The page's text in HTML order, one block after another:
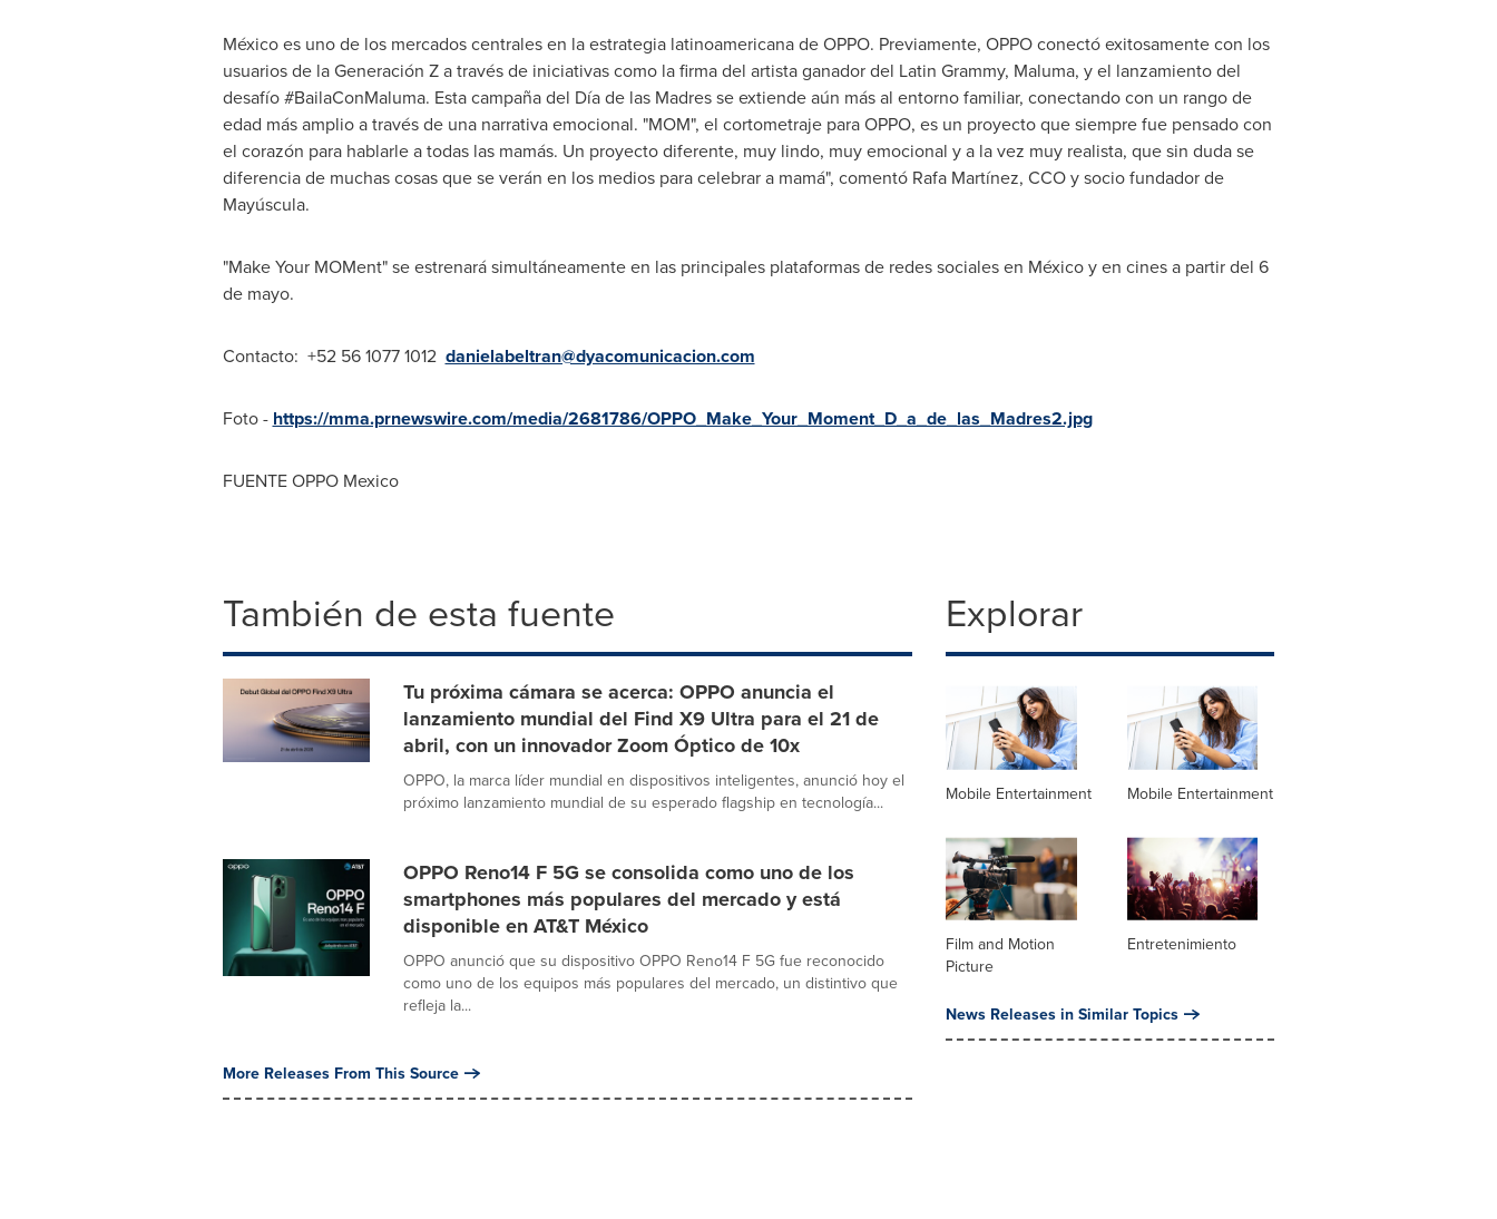
México es uno de los mercados centrales en la estrategia latinoamericana de OPPO. Previamente, OPPO conectó exitosamente con los
usuarios de la Generación Z a través de iniciativas como la firma del artista ganador del Latin Grammy, Maluma, y el lanzamiento del
desafío #BailaConMaluma. Esta campaña del Día de las Madres se extiende aún más al entorno familiar, conectando con un rango de
edad más amplio a través de una narrativa emocional. "MOM", el cortometraje para OPPO, es un proyecto que siempre fue pensado con
el corazón para hablarle a todas las mamás. Un proyecto diferente, muy lindo, muy emocional y a la vez muy realista, que sin duda se
diferencia de muchas cosas que se verán en los medios para celebrar a mamá", comentó Rafa Martínez, CCO y socio fundador de
Mayúscula.
"Make Your MOMent" se estrenará simultáneamente en las principales plataformas de redes sociales en México y en cines a partir del 6
de mayo.
Contacto: +52 56 1077 1012 danielabeltran@dyacomunicacion.com
Foto - https://mma.prnewswire.com/media/2681786/OPPO_Make_Your_Moment_D_a_de_las_Madres2.jpg
FUENTEOPPO Mexico
También de esta fuente
Tu próxima cámara se acerca: OPPO anuncia el
lanzamiento mundial del Find X9 Ultra para el 21 de
abril, con un innovador Zoom Óptico de 10x
OPPO, la marca líder mundial en dispositivos inteligentes, anunció hoy el
próximo lanzamiento mundial de su esperado flagship en tecnología...
OPPO Reno14 F 5G se consolida como uno de los
smartphones más populares del mercado y está
disponible en AT&T México
OPPO anunció que su dispositivo OPPO Reno14 F 5G fue reconocido
como uno de los equipos más populares del mercado, un distintivo que
refleja la...
More Releases From This Source
Explorar
Mobile Entertainment Mobile Entertainment
Film and Motion
Picture
Entretenimiento
News Releases in Similar Topics